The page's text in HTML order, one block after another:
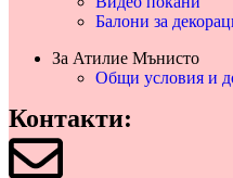
Балони за
За Атилие Мънисто
Общи условия и
Контакти: